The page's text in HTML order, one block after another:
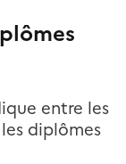
entre les
diplômes